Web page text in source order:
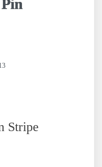
Stripe